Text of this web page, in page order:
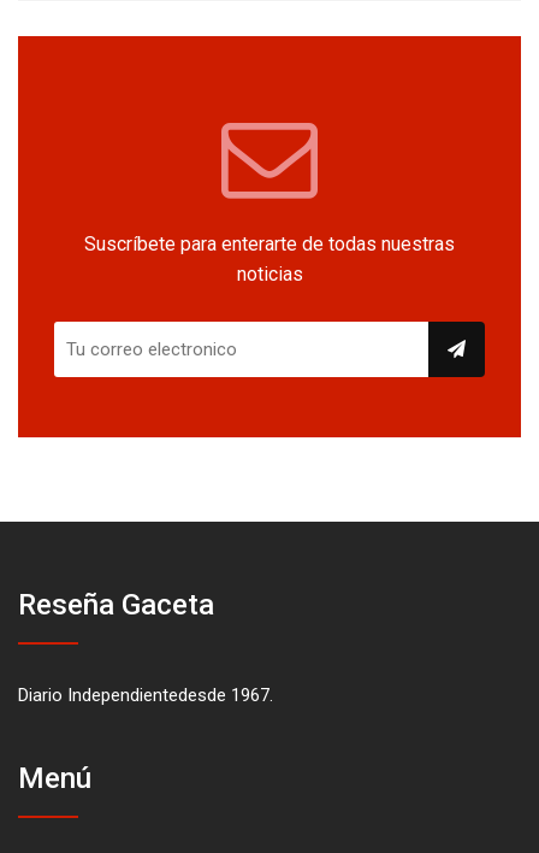
Suscríbete para enterarte de todas nuestras
noticias
Reseña Gaceta
Diario Independientedesde 1967.
Menú